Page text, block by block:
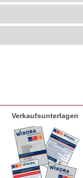
Verkaufsunterlagen